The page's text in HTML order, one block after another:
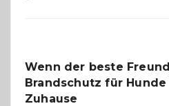
und
herzlich
Wenn der beste
Brandschutz für
Zuhause